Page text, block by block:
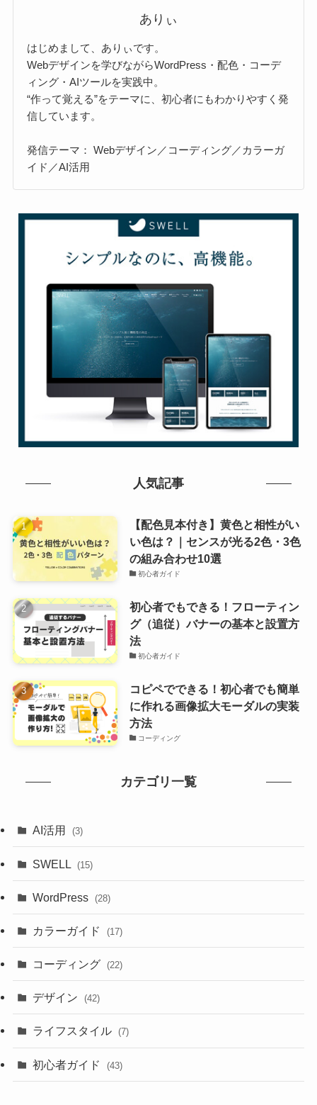
ありぃ
はじめまして、ありぃです。
Webデザインを学びながらWordPress・配色・コーデ
ィング・AIツールを実践中。
“作って覚える”をテーマに、初心者にもわかりやすく発
信しています。
発信テーマ： Webデザイン／コーディング／カラーガ
イド／AI活用
人気記事
【配色見本付き】黄色と相性がい
い色は？｜センスが光る2色・3色
の組み合わせ10選
初心者ガイド
初心者でもできる！フローティン
グ（追従）バナーの基本と設置方
法
初心者ガイド
コピペでできる！初心者でも簡単
に作れる画像拡大モーダルの実装
方法
コーディング
カテゴリ一覧
AI活用 (3)
SWELL (15)
WordPress (28)
カラーガイド (17)
コーディング (22)
デザイン (42)
ライフスタイル (7)
初心者ガイド (43)